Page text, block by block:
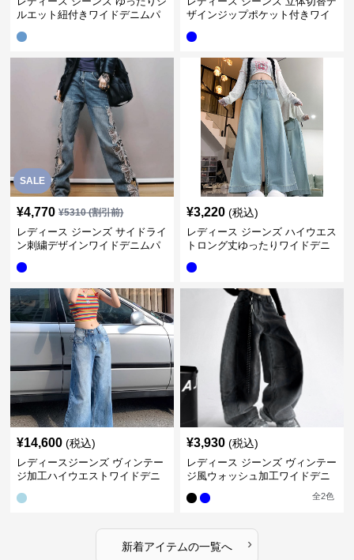
ルエット紐付きワイドデニムパ
ザインジップポケット付きワイ
SALE
¥4,770 ¥5310(割引前)
レディース ジーンズ サイドライ
ン刺繍デザインワイドデニムパ
¥3,220 (税込)
レディース ジーンズ ハイウエス
トロング丈ゆったりワイドデニ
¥14,600 (税込)
レディースジーンズ ヴィンテー
ジ加工ハイウエストワイドデニ
¥3,930 (税込)
レディース ジーンズ ヴィンテー
ジ風ウォッシュ加工ワイドデニ
全2色
新着アイテムの一覧へ ›